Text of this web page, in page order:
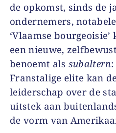
de opkomst, sinds de
ondernemers,
‘Vlaamse
een nieuwe,
benoemt als subaltern
Franstalige elite kan
leiderschap over de
uitstek aan
de vorm van